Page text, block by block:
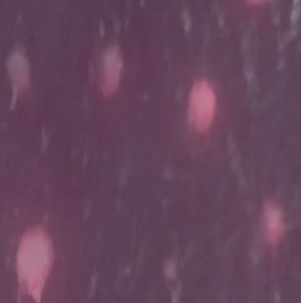
radiowej
pacjenta
EKG